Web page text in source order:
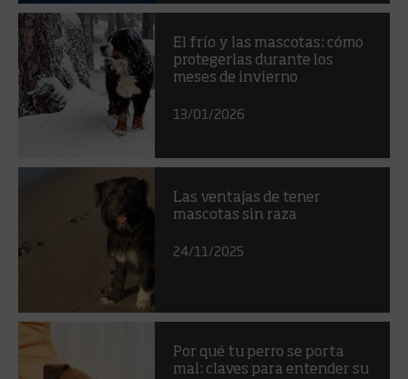
El frío y las mascotas: cómo
protegerlas durante los
meses de invierno
13/01/2026
Las ventajas de tener
mascotas sin raza
24/11/2025
Por qué tu perro se porta
mal: claves para entender su